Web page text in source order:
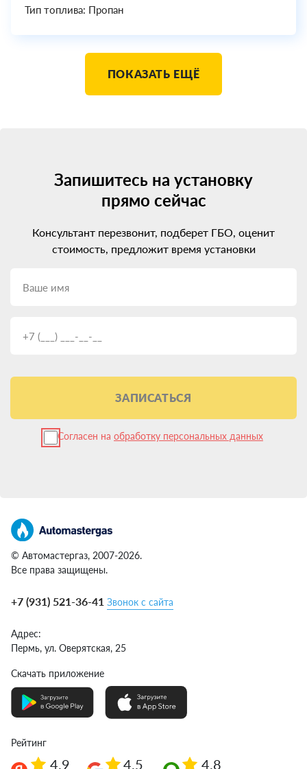
Тип топлива: Пропан
ПОКАЗАТЬ ЕЩЁ
Запишитесь на установку
прямо сейчас
Консультант перезвонит, подберет ГБО, оценит
стоимость, предложит время установки
ЗАПИСАТЬСЯ
Согласен на обработку персональных данных
© Автомастергаз, 2007-2026.
Все права защищены.
+7 (931) 521-36-41 Звонок с сайта
Адрес:
Пермь, ул. Оверятская, 25
Скачать приложение
Рейтинг
4.9 4.5 4.8